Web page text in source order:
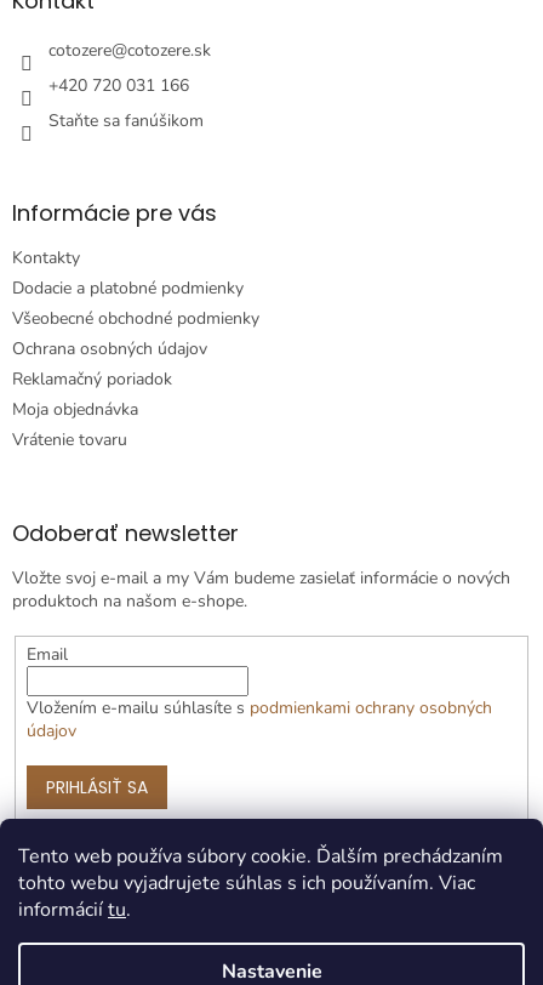
Tento web používa súbory cookie. Ďalším prechádzaním
tohto webu vyjadrujete súhlas s ich používaním. Viac
informáciítu.
Nastavenie
cotozere@cotozere.sk
+420 720 031 166
Staňte sa fanúšikom
Informácie pre vás
Kontakty
Dodacie a platobné podmienky
Všeobecné obchodné podmienky
Ochrana osobných údajov
Reklamačný poriadok
Moja objednávka
Vrátenie tovaru
Odoberať newsletter
Vložte svoj e-mail a my Vám budeme zasielať informácie o nových
produktoch na našom e-shope.
Email
Vložením e-mailu súhlasíte s podmienkami ochrany osobných
údajov
PRIHLÁSIŤ SA
Vytvoril Shoptet Premium